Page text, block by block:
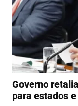
Governo
para estados